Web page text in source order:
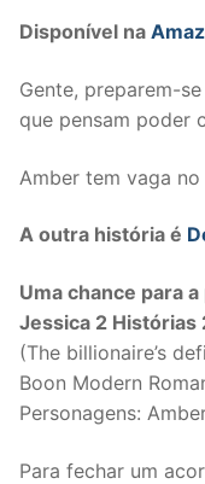
Disponível na
Gente, preparem-
que pensam poder
Amber tem vaga
A outra história é
Uma chance para
Jessica 2 Histórias
(The billionaire’s
Boon Modern
Personagens:
Para fechar um